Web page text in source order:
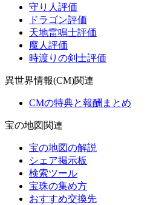
守り人評価
ドラゴン評価
天地雷鳴士評価
魔人評価
時渡りの剣士評価
異世界情報(CM)関連
CMの特典と報酬まとめ
宝の地図関連
宝の地図の解説
シェア掲示板
検索ツール
宝珠の集め方
おすすめ交換先